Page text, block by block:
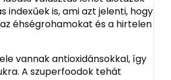
indexűek is, ami azt jelenti, hogy
éhségrohamokat és a hirtelen
vannak antioxidánsokkal, így
A szuperfoodok tehát